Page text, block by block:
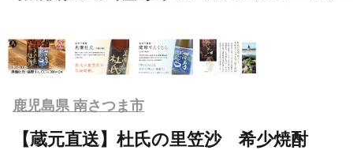
鹿児島県 南さつま市
【蔵元直送】杜氏の里笠沙 希少焼酎